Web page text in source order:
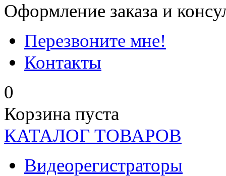
Оформление заказа и
Перезвоните мне!
Контакты
0
Корзина пуста
КАТАЛОГ ТОВАРОВ
Видеорегистраторы